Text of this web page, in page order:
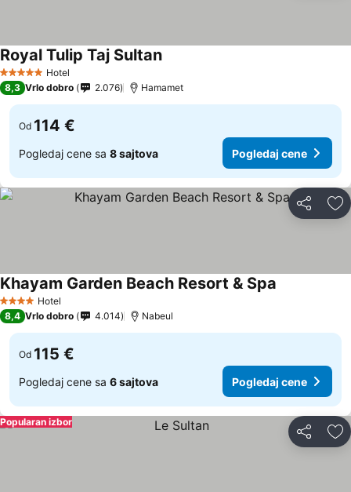
5 ZvezdiceHotel
Royal Tulip Taj Sultan
8,3 Vrlo dobro 2.076 Hamamet
Od 114 €
Pogledaj cene sa 8 sajtova Pogledaj cene
Deli
4 ZvezdiceHotel
Khayam Garden Beach Resort & Spa
8,4 Vrlo dobro 4.014 Nabeul
Od 115 €
Pogledaj cene sa 6 sajtova Pogledaj cene
Deli
Popularan izbor